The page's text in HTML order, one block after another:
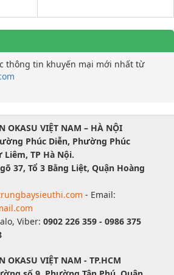
thông tin khuyến mại mới nhất từ
OKASU VIỆT NAM – HÀ NỘI
Phúc Diễn, Phường Phúc
Liêm, TP Hà Nội.
37, Tổ 3 Bằng Liệt, Quận Hoàng
- Email:
Viber: 0902 226 359 - 0986 375
OKASU VIỆT NAM - TP.HCM